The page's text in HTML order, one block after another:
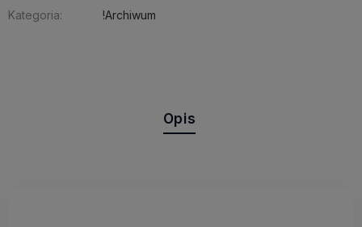
Kategoria:
!Archiwum
Opis